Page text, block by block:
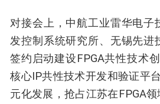
对接会上，中航工业雷华电子
发控制系统研究所、无锡先进
签约启动建设FPGA共性技术
核心IP共性技术开发和验证平
元化发展，抢占江苏在FPGA